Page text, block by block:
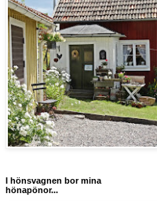
I hönsvagnen bor mina
hönapönor...